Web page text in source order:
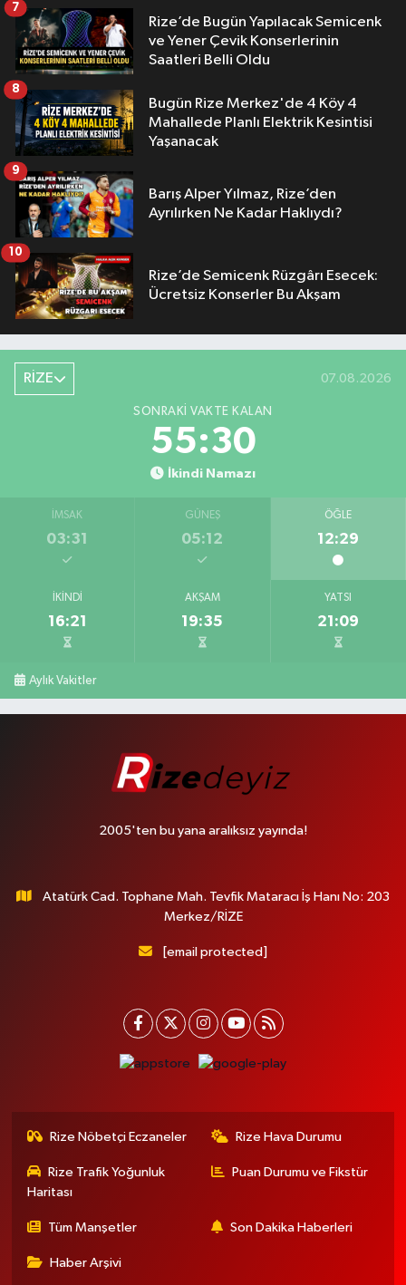
Rize’de Bugün Yapılacak Semicenk
ve Yener Çevik Konserlerinin
Saatleri Belli Oldu
7
Bugün Rize Merkez'de 4 Köy 4
Mahallede Planlı Elektrik Kesintisi
Yaşanacak
8
Barış Alper Yılmaz, Rize’den
Ayrılırken Ne Kadar Haklıydı?
9
Rize’de Semicenk Rüzgârı Esecek:
Ücretsiz Konserler Bu Akşam
10
RİZE 07.08.2026
SONRAKI VAKTE KALAN
55:30
İkindi Namazı
İMSAK
03:31
GÜNEŞ
05:12
ÖĞLE
12:29
İKINDI
16:21
AKŞAM
19:35
YATSI
21:09
Aylık Vakitler
2005'ten bu yana aralıksız yayında!
Atatürk Cad. Tophane Mah. Tevfik Mataracı İş Hanı No: 203
Merkez/RİZE
[email protected]
Rize Nöbetçi Eczaneler Rize Hava Durumu
Rize Trafik Yoğunluk
Haritası
Puan Durumu ve Fikstür
Tüm Manşetler Son Dakika Haberleri
Haber Arşivi